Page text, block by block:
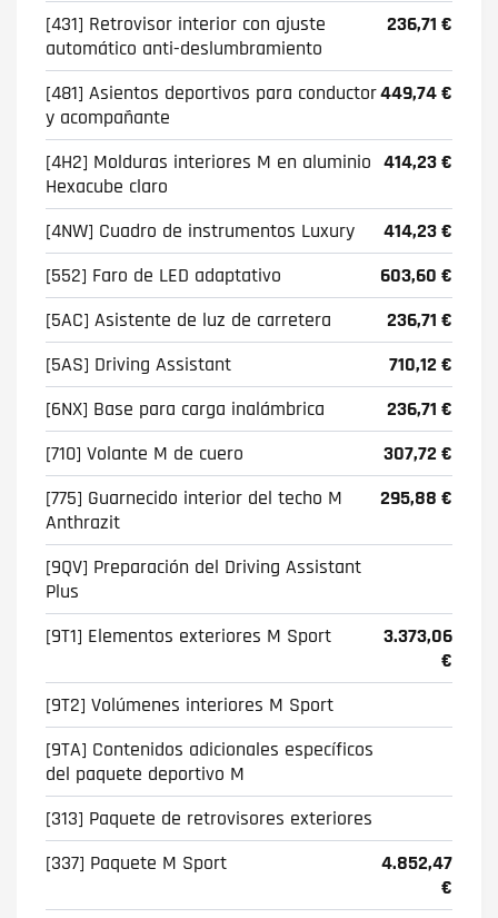
[431] Retrovisor interior con ajuste
automático anti-deslumbramiento
236,71 €
[481] Asientos deportivos para conductor
y acompañante
449,74 €
[4H2] Molduras interiores M en aluminio
Hexacube claro
414,23 €
[4NW] Cuadro de instrumentos Luxury
414,23 €
[552] Faro de LED adaptativo
603,60 €
[5AC] Asistente de luz de carretera
236,71 €
[5AS] Driving Assistant
710,12 €
[6NX] Base para carga inalámbrica
236,71 €
[710] Volante M de cuero
307,72 €
[775] Guarnecido interior del techo M
Anthrazit
295,88 €
[9QV] Preparación del Driving Assistant
Plus
[9T1] Elementos exteriores M Sport
3.373,06
€
[9T2] Volúmenes interiores M Sport
[9TA] Contenidos adicionales específicos
del paquete deportivo M
[313] Paquete de retrovisores exteriores
[337] Paquete M Sport
4.852,47
€